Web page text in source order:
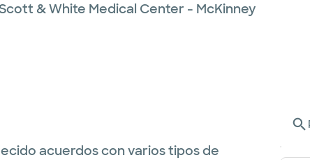
& White Medical Center - McKinney
acuerdos con varios tipos de